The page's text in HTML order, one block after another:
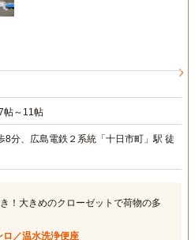
帖～11帖
8分、広島電鉄２系統「十日市町」駅 徒
！大きめのクローゼットで荷物の多
／温水洗浄便座